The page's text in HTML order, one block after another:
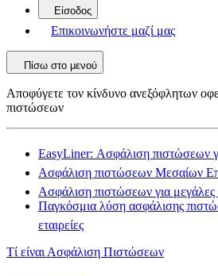
Είσοδος
Επικοινωνήστε μαζί μας
Πίσω στο μενού
Αποφύγετε τον κίνδυνο ανεξόφλητων
πιστώσεων
EasyLiner: Ασφάλιση πιστώσεων
Ασφάλιση πιστώσεων Μεσαίων
Ασφάλιση πιστώσεων για μεγάλες
Παγκόσμια λύση ασφάλισης
εταιρείες
Τί είναι Ασφάλιση Πιστώσεων